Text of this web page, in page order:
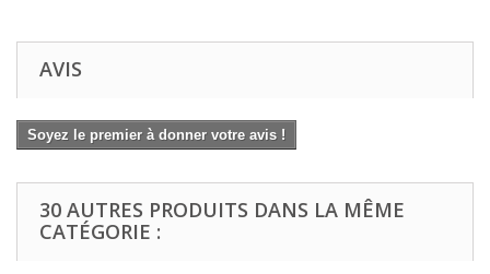
AVIS
Soyez le premier à donner votre avis !
30 AUTRES PRODUITS DANS LA MÊME
CATÉGORIE :